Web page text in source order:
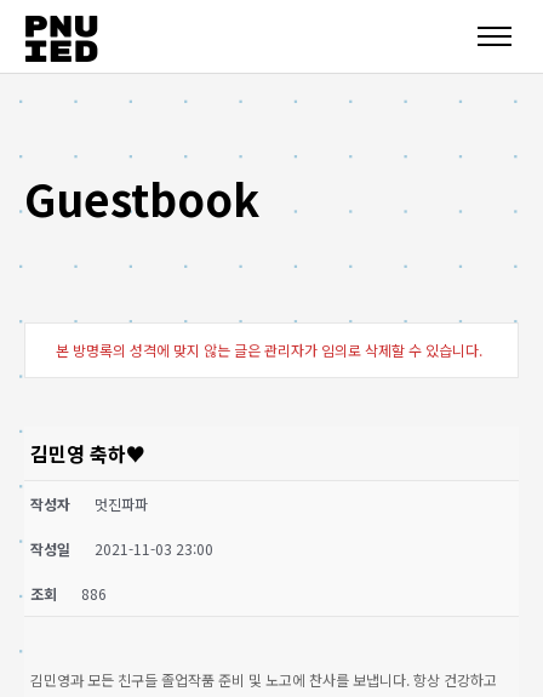
Guestbook
본 방명록의 성격에 맞지 않는 글은 관리자가 임의로 삭제할 수 있습니다.
김민영 축하♥
작성자 멋진파파
작성일 2021-11-03 23:00
조회 886
김민영과 모든 친구들 졸업작품 준비 및 노고에 찬사를 보냅니다. 항상 건강하고